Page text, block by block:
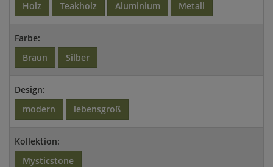
Holz
Teakholz Aluminium Metall
Farbe:
Braun
Silber
Design:
modern
lebensgroß
Kollektion:
Mysticstone